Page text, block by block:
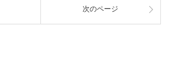
次のページ